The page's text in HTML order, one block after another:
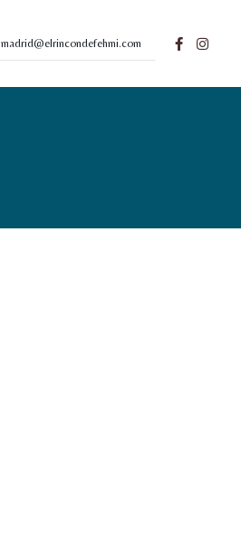
madrid@elrincondefehmi.com